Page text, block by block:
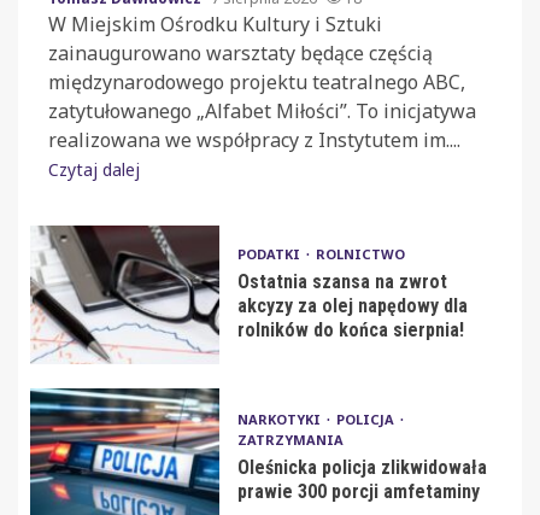
W Miejskim Ośrodku Kultury i Sztuki
zainaugurowano warsztaty będące częścią
międzynarodowego projektu teatralnego ABC,
zatytułowanego „Alfabet Miłości”. To inicjatywa
realizowana we współpracy z Instytutem im....
Czytaj dalej
PODATKI ROLNICTWO
Ostatnia szansa na zwrot
akcyzy za olej napędowy dla
rolników do końca sierpnia!
NARKOTYKI
POLICJA
ZATRZYMANIA
Oleśnicka policja zlikwidowała
prawie 300 porcji amfetaminy